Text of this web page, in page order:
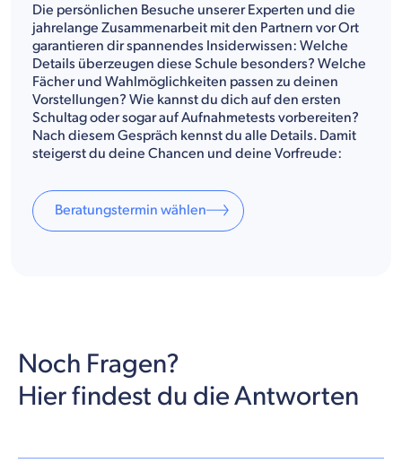
Die persönlichen Besuche unserer Experten und die
jahrelange Zusammenarbeit mit den Partnern vor Ort
garantieren dir spannendes Insiderwissen: Welche
Details überzeugen diese Schule besonders? Welche
Fächer und Wahlmöglichkeiten passen zu deinen
Vorstellungen? Wie kannst du dich auf den ersten
Schultag oder sogar auf Aufnahmetests vorbereiten?
Nach diesem Gespräch kennst du alle Details. Damit
steigerst du deine Chancen und deine Vorfreude:
Beratungstermin wählen
Noch Fragen?
Hier findest du die Antworten